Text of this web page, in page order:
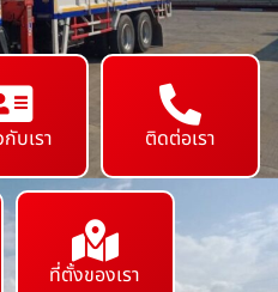
บเรา ติดต่อเรา
ที่ตั้งของเรา